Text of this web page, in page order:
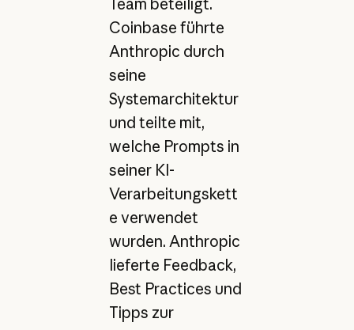
Team beteiligt.
Coinbase führte
Anthropic durch
seine
Systemarchitektur
und teilte mit,
welche Prompts in
seiner KI-
Verarbeitungskett
e verwendet
wurden. Anthropic
lieferte Feedback,
Best Practices und
Tipps zur